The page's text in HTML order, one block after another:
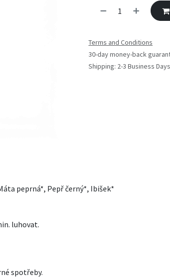
Terms and Conditions
30-day money-back
Shipping: 2-3 Business Days
peprná*, Pepř černý*, Ibišek*
luhovat.
spotřeby.